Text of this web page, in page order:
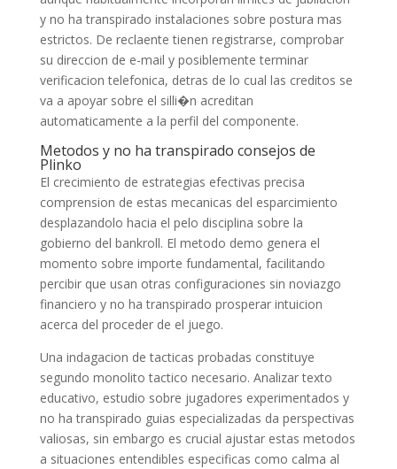
y no ha transpirado instalaciones sobre postura mas
estrictos. De reclaente tienen registrarse, comprobar
su direccion de e-mail y posiblemente terminar
verificacion telefonica, detras de lo cual las creditos se
va a apoyar sobre el silli�n acreditan
automaticamente a la perfil del componente.
Metodos y no ha transpirado consejos de
Plinko
El crecimiento de estrategias efectivas precisa
comprension de estas mecanicas del esparcimiento
desplazandolo hacia el pelo disciplina sobre la
gobierno del bankroll. El metodo demo genera el
momento sobre importe fundamental, facilitando
percibir que usan otras configuraciones sin noviazgo
financiero y no ha transpirado prosperar intuicion
acerca del proceder de el juego.
Una indagacion de tacticas probadas constituye
segundo monolito tactico necesario. Analizar texto
educativo, estudio sobre jugadores experimentados y
no ha transpirado guias especializadas da perspectivas
valiosas, sin embargo es crucial ajustar estas metodos
a situaciones entendibles especificas como calma al